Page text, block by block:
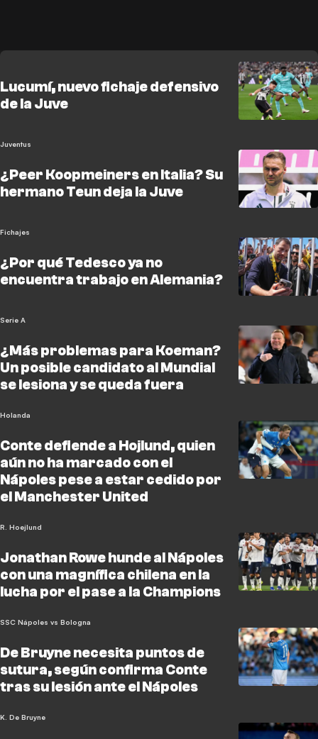
Lucumí, nuevo fichaje defensivo
de la Juve
Juventus
¿Peer Koopmeiners en Italia? Su
hermano Teun deja la Juve
Fichajes
¿Por qué Tedesco ya no
encuentra trabajo en Alemania?
Serie A
¿Más problemas para Koeman?
Un posible candidato al Mundial
se lesiona y se queda fuera
Holanda
Conte defiende a Hojlund, quien
aún no ha marcado con el
Nápoles pese a estar cedido por
el Manchester United
R. Hoejlund
Jonathan Rowe hunde al Nápoles
con una magnífica chilena en la
lucha por el pase a la Champions
SSC Nápoles vs Bologna
De Bruyne necesita puntos de
sutura, según confirma Conte
tras su lesión ante el Nápoles
K. De Bruyne